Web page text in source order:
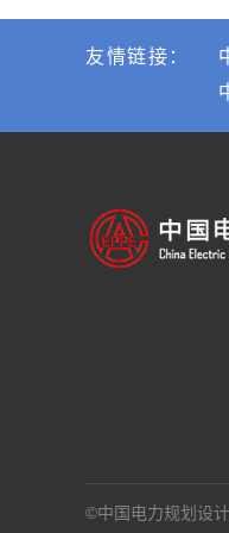
友情链接：
©中国电力规划设